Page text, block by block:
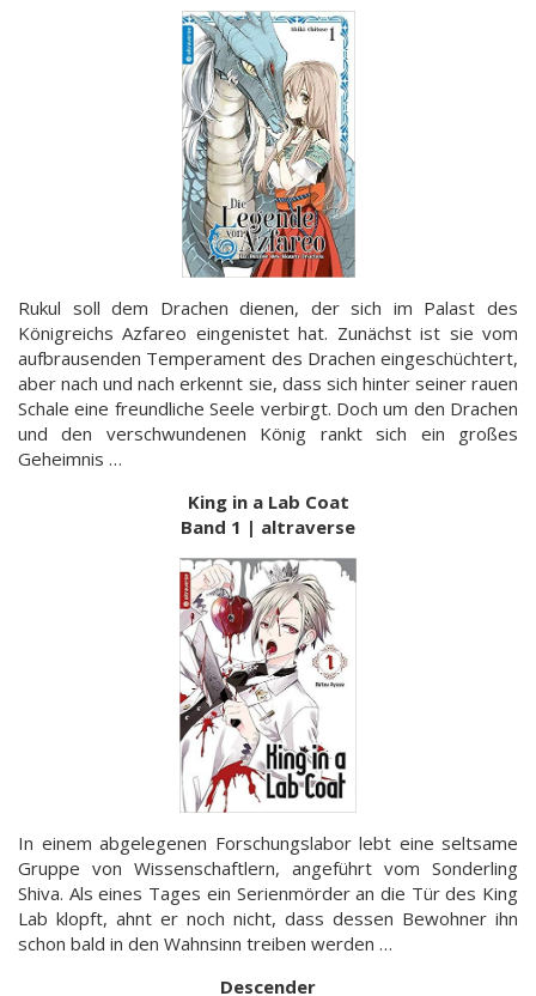
Rukul soll dem Drachen dienen, der sich im Palast des
Königreichs Azfareo eingenistet hat. Zunächst ist sie vom
aufbrausenden Temperament des Drachen eingeschüchtert,
aber nach und nach erkennt sie, dass sich hinter seiner rauen
Schale eine freundliche Seele verbirgt. Doch um den Drachen
und den verschwundenen König rankt sich ein großes
Geheimnis …
King in a Lab Coat
Band 1 | altraverse
In einem abgelegenen Forschungslabor lebt eine seltsame
Gruppe von Wissenschaftlern, angeführt vom Sonderling
Shiva. Als eines Tages ein Serienmörder an die Tür des King
Lab klopft, ahnt er noch nicht, dass dessen Bewohner ihn
schon bald in den Wahnsinn treiben werden …
Descender